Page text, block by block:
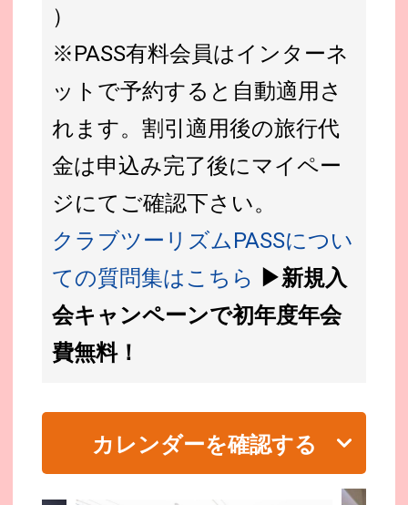
）
※PASS有料会員はインターネ
ットで予約すると自動適用さ
れます。割引適用後の旅行代
金は申込み完了後にマイペー
ジにてご確認下さい。
クラブツーリズムPASSについ
ての質問集はこちら ▶新規入
会キャンペーンで初年度年会
費無料！
カレンダーを確認する